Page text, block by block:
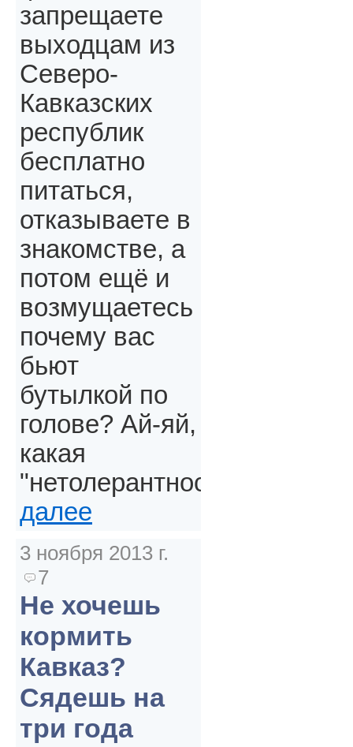
запрещаете
выходцам из
Северо-
Кавказских
республик
бесплатно
питаться,
отказываете в
знакомстве, а
потом ещё и
возмущаетесь
почему вас
бьют
бутылкой по
голове? Ай-яй,
какая
"нетолерантность".
далее
3 ноября 2013 г.
7
Не хочешь
кормить
Кавказ?
Сядешь на
три года